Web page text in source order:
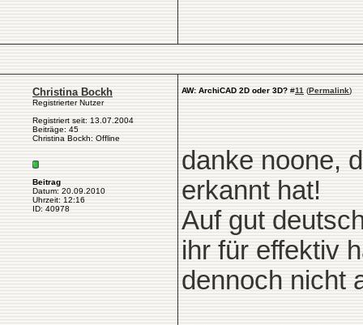
Christina Bockh
Registrierter Nutzer
Registriert seit: 13.07.2004
Beiträge: 45
Christina Bockh: Offline
Beitrag
Datum: 20.09.2010
Uhrzeit: 12:16
ID: 40978
AW: ArchiCAD 2D oder 3D? #11 (Permalink)
danke noone,
erkannt hat!
Auf gut
ihr für effektiv
dennoch nicht